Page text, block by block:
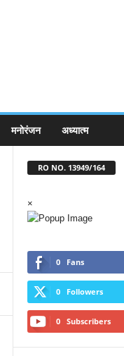
मनोरंजन अध्यात्म
RO NO. 13949/164
×
0 Fans
0 Followers
0 Subscribers